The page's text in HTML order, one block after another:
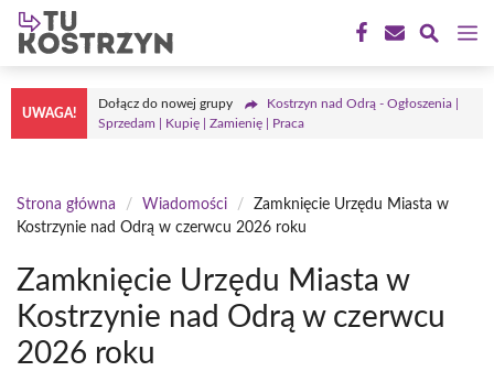
Przejdź
treści
UWAGA!
Dołącz do nowej grupy
Kostrzyn nad Odrą - Ogłoszenia |
Sprzedam | Kupię | Zamienię | Praca
Strona główna / Wiadomości /
Zamknięcie Urzędu Miasta w
Kostrzynie nad Odrą w czerwcu 2026 roku
Zamknięcie Urzędu Miasta w
Kostrzynie nad Odrą w czerwcu
2026 roku